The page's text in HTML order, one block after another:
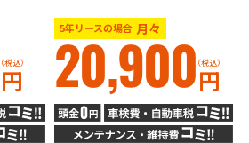
円
（税込）
5年リースの場合 月々
20,900円
（税込）